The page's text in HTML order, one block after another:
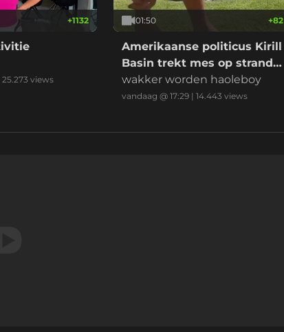
+1132
25.273 views
01:50 +82
Amerikaanse politicus Kirill
Basin trekt mes op strand
Hawaii
wakker worden haoleboy
vandaag @ 17:29 |14.443 views